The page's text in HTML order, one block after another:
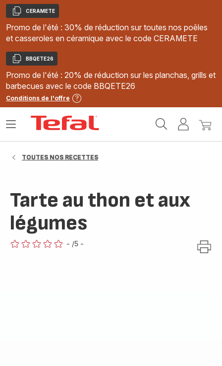
Copier
CERAMETE
Promo de l'été : 30% de réduction sur toutes nos poêles
et casseroles en céramique avec le code CERAMETE
Copier
BBQETE26
Promo de l'été : 20% de réduction sur les planchas, grills et
barbecues avec le code BBQETE26
Conditions de l'offre
MonMon
Ouvrir
TOUTES NOS RECETTES
Tarte au thon et aux
légumes
- /5 -